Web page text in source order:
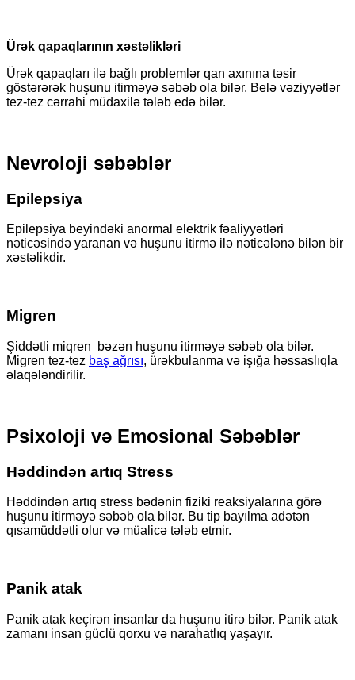
Ürək qapaqlarının xəstəlikləri
Ürək qapaqları ilə bağlı problemlər qan axınına təsir
göstərərək huşunu itirməyə səbəb ola bilər. Belə vəziyyətlər
tez-tez cərrahi müdaxilə tələb edə bilər.
Nevroloji səbəblər
Epilepsiya
Epilepsiya beyindəki anormal elektrik fəaliyyətləri
nəticəsində yaranan və huşunu itirmə ilə nəticələnə bilən bir
xəstəlikdir.
Migren
Şiddətli miqren bəzən huşunu itirməyə səbəb ola bilər.
Migren tez-tez baş ağrısı, ürəkbulanma və işığa həssaslıqla
əlaqələndirilir.
Psixoloji və Emosional Səbəblər
Həddindən artıq Stress
Həddindən artıq stress bədənin fiziki reaksiyalarına görə
huşunu itirməyə səbəb ola bilər. Bu tip bayılma adətən
qısamüddətli olur və müalicə tələb etmir.
Panik atak
Panik atak keçirən insanlar da huşunu itirə bilər. Panik atak
zamanı insan güclü qorxu və narahatlıq yaşayır.